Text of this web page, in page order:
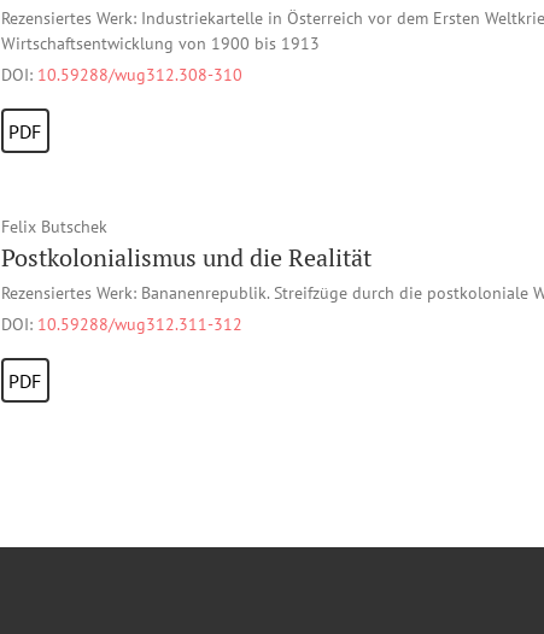
Rezensiertes Werk: Industriekartelle in Österreich vor dem Ersten
Wirtschaftsentwicklung von 1900 bis 1913
DOI: 10.59288/wug312.308-310
PDF
Felix Butschek
Postkolonialismus und die Realität
Rezensiertes Werk: Bananenrepublik. Streifzüge durch die postkoloniale
DOI: 10.59288/wug312.311-312
PDF